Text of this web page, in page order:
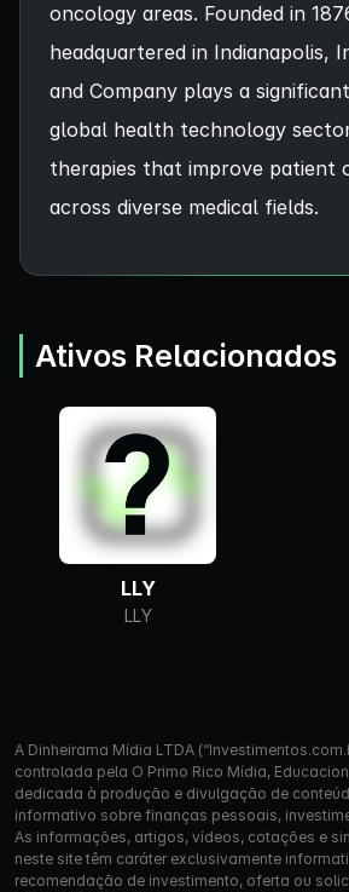
oncology areas. Founded in
headquartered in Indianapolis,
and Company plays a
global health technology
therapies that improve patient
across diverse medical fields.
Ativos Relacionados
LLY
LLY
A Dinheirama Mídia LTDA
controlada pela O Primo Rico Mídia,
dedicada à produção e divulgação de
informativo sobre finanças pessoais,
As informações, artigos, vídeos, cotações e
neste site têm caráter exclusivamente
recomendação de investimento, oferta ou